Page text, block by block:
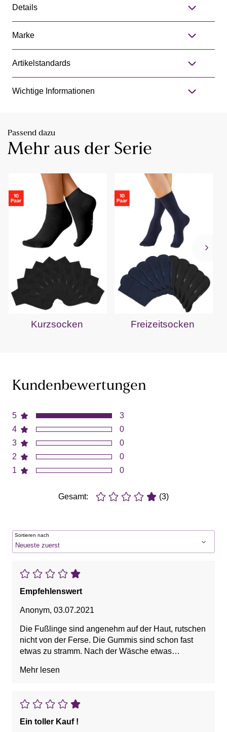
Details
Marke
Artikelstandards
Wichtige Informationen
Passend dazu
Mehr aus der Serie
Kurzsocken Freizeitsocken
Kundenbewertungen
5
4
3
2
1
3
0
0
0
0
Gesamt: (3)
Sortieren nach
Empfehlenswert
Anonym, 03.07.2021
Die Fußlinge sind angenehm auf der Haut, rutschen
nicht von der Ferse. Die Gummis sind schon fast
etwas zu stramm. Nach der Wäsche etwas
und sie passen perfekt.
Nachteile: Eingelaufen
Mehr lesen
Ein toller Kauf !